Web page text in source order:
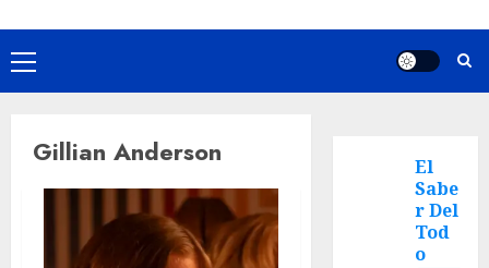
Gillian Anderson
El
Sabe
r Del
Tod
o